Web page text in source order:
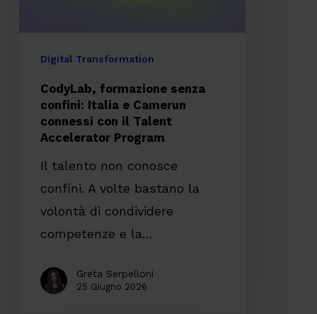
Talent
Accelerator
Program
Digital Transformation
CodyLab, formazione senza
confini: Italia e Camerun
connessi con il Talent
Accelerator Program
Il talento non conosce
confini. A volte bastano la
volontà di condividere
competenze e la…
Greta Serpelloni
25 Giugno 2026